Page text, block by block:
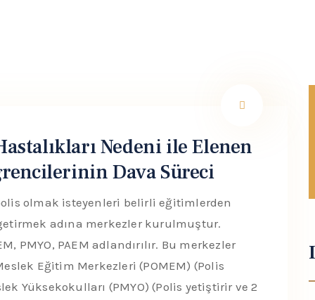
Nedeni ile Elenen
Dava Süreci
olmak isteyenleri belirli eğitimlerden
adına merkezler kurulmuştur.
PMYO, PAEM adlandırılır. Bu merkezler
Eğitim Merkezleri (POMEM) (Polis
Yüksekokulları (PMYO) (Polis yetiştirir ve 2